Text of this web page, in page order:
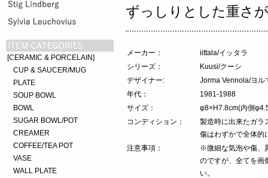
ずっしりとした重さ
メーカー：
iittala/イッタラ
シリーズ：
Kuusi/クーシ
デザイナー:
Jorma Vennola/ヨル
年代：
1981-1988
サイズ：
φ8×H7.8cm(内側
コンディション：
製造時に出来たガラ
傷はわずかで全体的
注意事項：
※微細な気泡や傷、
のですが、全てを画
い。
[CERAMIC & PORCELAIN]
CUP & SAUCER/MUG
PLATE
SOUP BOWL
BOWL
SUGAR BOWL/POT
CREAMER
COFFEE/TEA POT
VASE
WALL PLATE